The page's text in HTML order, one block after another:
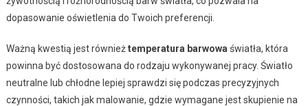
dopasowanie oświetlenia do Twoich preferencji.
Ważną kwestią jest równieżtemperatura barwowa światła, która
powinna być dostosowana do rodzaju wykonywanej pracy. Światło
neutralne lub chłodne lepiej sprawdzi się podczas precyzyjnych
czynności, takich jak malowanie, gdzie wymagane jest skupienie na